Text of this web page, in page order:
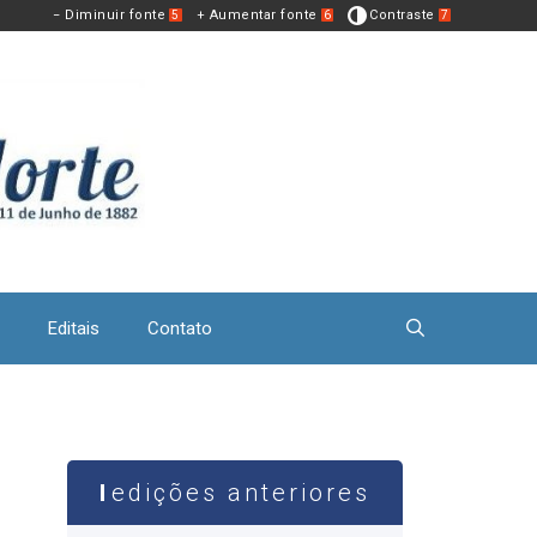
− Diminuir fonte 5 + Aumentar fonte 6 Contraste 7
Editais Contato
edições anteriores